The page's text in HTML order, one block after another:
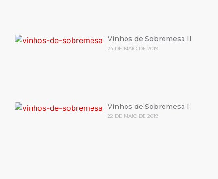
Vinhos de Sobremesa II
24 DE MAIO DE 2019
Vinhos de Sobremesa I
22 DE MAIO DE 2019